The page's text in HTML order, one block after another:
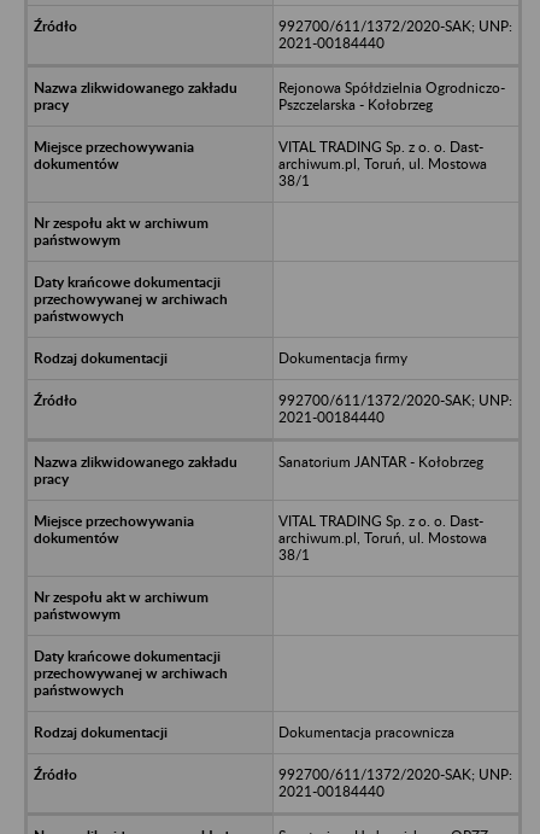
992700/611/1372/2020-SAK; UNP:
2021-00184440
Rejonowa Spółdzielnia Ogrodniczo-
Pszczelarska - Kołobrzeg
VITAL TRADING Sp. z o. o. Dast-
archiwum.pl, Toruń, ul. Mostowa
38/1
Dokumentacja firmy
992700/611/1372/2020-SAK; UNP:
2021-00184440
Sanatorium JANTAR - Kołobrzeg
VITAL TRADING Sp. z o. o. Dast-
archiwum.pl, Toruń, ul. Mostowa
38/1
Dokumentacja pracownicza
992700/611/1372/2020-SAK; UNP:
2021-00184440